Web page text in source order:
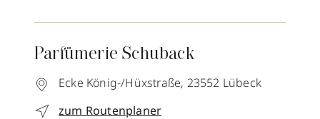
Parfümerie Schuback
Ecke König-/Hüxstraße, 23552 Lübeck
zum Routenplaner